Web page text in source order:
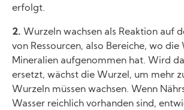
erfolgt.
2. Wurzeln wachsen als Reaktion auf
von Ressourcen, also Bereiche, wo die
Mineralien aufgenommen hat. Wird
ersetzt, wächst die Wurzel, um mehr
Wurzeln müssen wachsen. Wenn
Wasser reichlich vorhanden sind,